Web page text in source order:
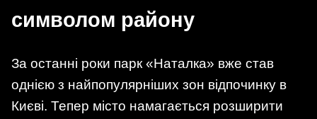
символом району
За останні роки парк «Наталка» вже став
однією з найпопулярніших зон відпочинку в
Києві. Тепер місто намагається розширити